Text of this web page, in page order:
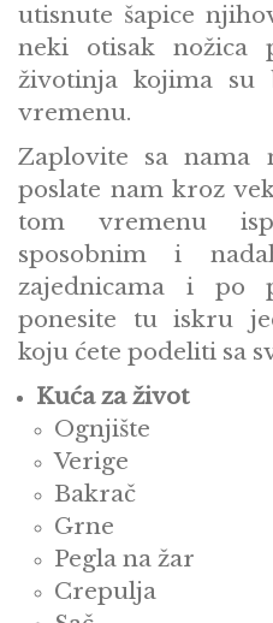
utisnute šapice
neki otisak nožica
životinja kojima
vremenu.
Zaplovite sa nama
poslate nam kroz
tom vremenu
sposobnim i
zajednicama i po
ponesite tu iskru
koju ćete podeliti sa
Kuća za život
Ognjište
Verige
Bakrač
Grne
Pegla na žar
Crepulja